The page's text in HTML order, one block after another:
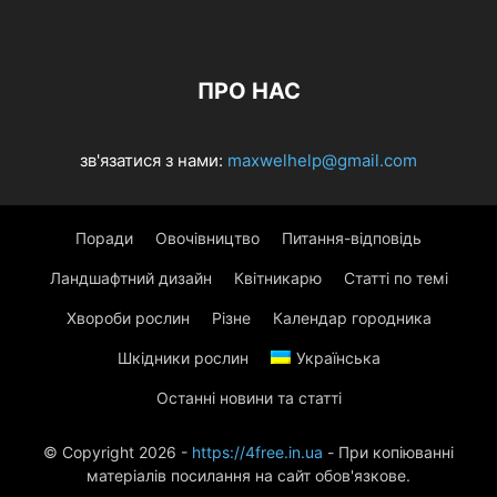
ПРО НАС
зв'язатися з нами: maxwelhelp@gmail.com
Поради Овочівництво Питання-відповідь
Ландшафтний дизайн Квітникарю Статті по темі
Хвороби рослин Різне Календар городника
Шкідники рослин Українська
Останні новини та статті
© Copyright 2026 - https://4free.in.ua - При копіюванні
матеріалів посилання на сайт обов'язкове.